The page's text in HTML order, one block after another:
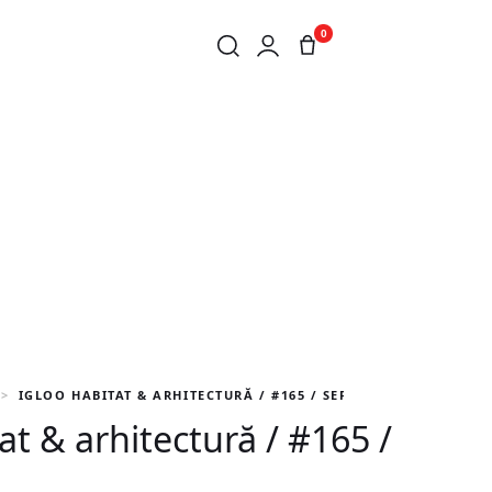
0
IGLOO HABITAT & ARHITECTURĂ / #165 / SEP 2015
& arhitectură / #165 /